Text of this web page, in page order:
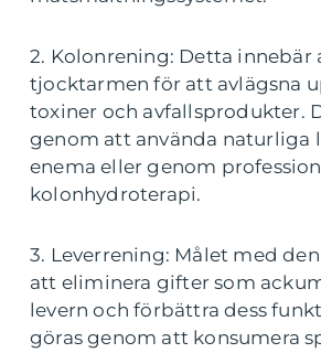
2. Kolonrening: Detta innebär
tjocktarmen för att avlägsna
toxiner och avfallsprodukter.
genom att använda naturliga
enema eller genom
kolonhydroterapi.
3. Leverrening: Målet med
att eliminera gifter som
levern och förbättra dess
göras genom att konsumera